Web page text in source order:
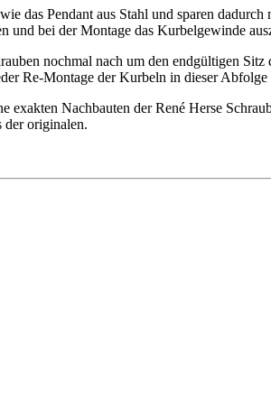
Pendant aus Stahl und sparen
und bei der Montage das Kurbelgewinde
nochmal nach um den endgültigen
Re-Montage der Kurbeln in dieser
Nachbauten der René Herse
der originalen.